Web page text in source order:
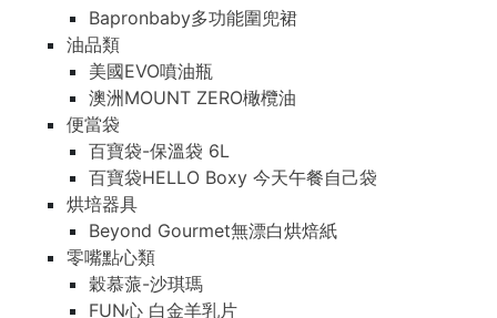
Bapronbaby多功能圍兜裙
油品類
美國EVO噴油瓶
澳洲MOUNT ZERO橄欖油
便當袋
百寶袋-保溫袋 6L
百寶袋HELLO Boxy 今天午餐自己袋
烘培器具
Beyond Gourmet無漂白烘焙紙
零嘴點心類
穀慕蒎-沙琪瑪
FUN心 白金羊乳片